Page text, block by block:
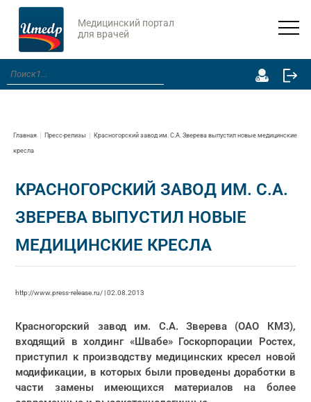
Медицинский портал
для врачей
Главная Пресс-релизы Красногорский завод им. С.А. Зверева выпустил новые медицинские
кресла
КРАСНОГОРСКИЙ ЗАВОД ИМ. С.А.
ЗВЕРЕВА ВЫПУСТИЛ НОВЫЕ
МЕДИЦИНСКИЕ КРЕСЛА
http://www.press-release.ru/ | 02.08.2013
Красногорский завод им. С.А. Зверева (ОАО КМЗ),
входящий в холдинг «Швабе» Госкорпорации Ростех,
приступил к производству медицинских кресел новой
модификации, в которых были проведены доработки в
части замены имеющихся материалов на более